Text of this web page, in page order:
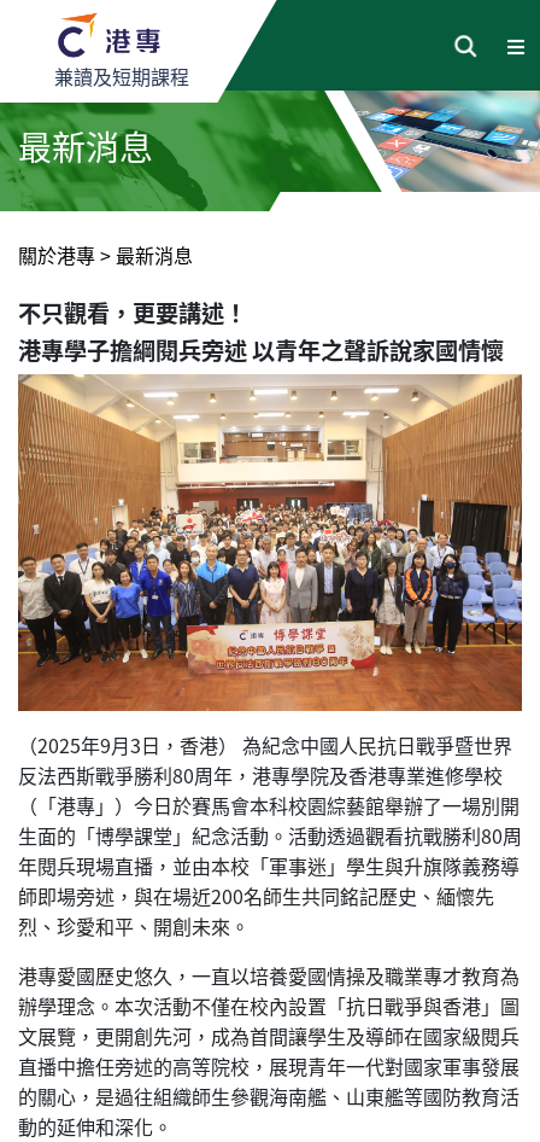
兼讀及短期課程
最新消息
關於港專> 最新消息
不只觀看，更要講述！
港專學子擔綱閱兵旁述 以青年之聲訴說家國情懷
（2025年9月3日，香港） 為紀念中國人民抗日戰爭暨世界
反法西斯戰爭勝利80周年，港專學院及香港專業進修學校
（「港專」）今日於賽馬會本科校園綜藝館舉辦了一場別開
生面的「博學課堂」紀念活動。活動透過觀看抗戰勝利80周
年閱兵現場直播，並由本校「軍事迷」學生與升旗隊義務導
師即場旁述，與在場近200名師生共同銘記歷史、緬懷先
烈、珍愛和平、開創未來。
港專愛國歷史悠久，一直以培養愛國情操及職業專才教育為
辦學理念。本次活動不僅在校內設置「抗日戰爭與香港」圖
文展覽，更開創先河，成為首間讓學生及導師在國家級閱兵
直播中擔任旁述的高等院校，展現青年一代對國家軍事發展
的關心，是過往組織師生參觀海南艦、山東艦等國防教育活
動的延伸和深化。